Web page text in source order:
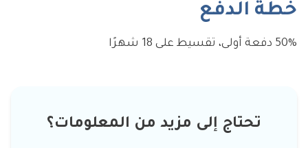
خطة الدفع
50% دفعة أولى، تقسيط على 18 شهرًا
تحتاج إلى مزيد من المعلومات؟